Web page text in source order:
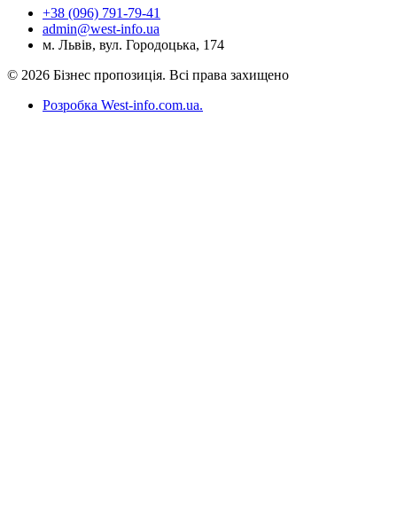
+38 (096) 791-79-41
admin@west-info.ua
м. Львів, вул. Городоцька, 174
© 2026 Бізнес пропозиція. Всі права захищено
Розробка West-info.com.ua.